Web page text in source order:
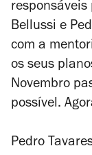
Bellussi e
com a
os seus
Novembro
possível.
Pedro